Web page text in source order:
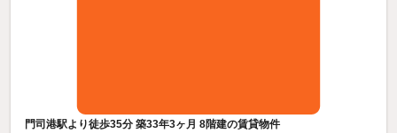
門司港駅より徒歩35分 築33年3ヶ月 8階建の賃貸物件